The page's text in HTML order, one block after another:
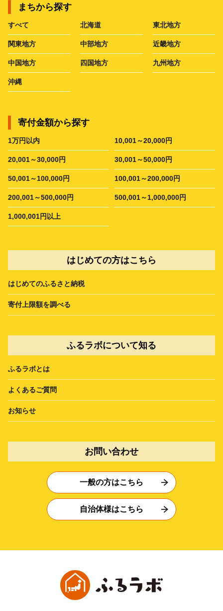
まちから探す
すべて 北海道 東北地方
関東地方 中部地方 近畿地方
中国地方 四国地方 九州地方
沖縄
寄付金額から探す
1万円以内 10,001～20,000円
20,001～30,000円 30,001～50,000円
50,001～100,000円 100,001～200,000円
200,001～500,000円 500,001～1,000,000円
1,000,001円以上
はじめての方はこちら
はじめてのふるさと納税
寄付上限額を調べる
ふるラボについて知る
ふるラボとは
よくあるご質問
お知らせ
お問い合わせ
一般の方はこちら
自治体様はこちら